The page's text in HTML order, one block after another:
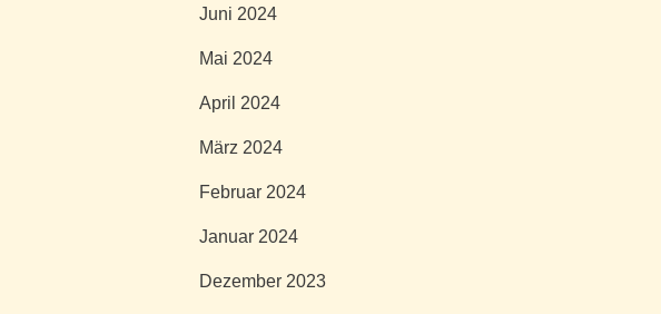
Juni 2024
Mai 2024
April 2024
März 2024
Februar 2024
Januar 2024
Dezember 2023